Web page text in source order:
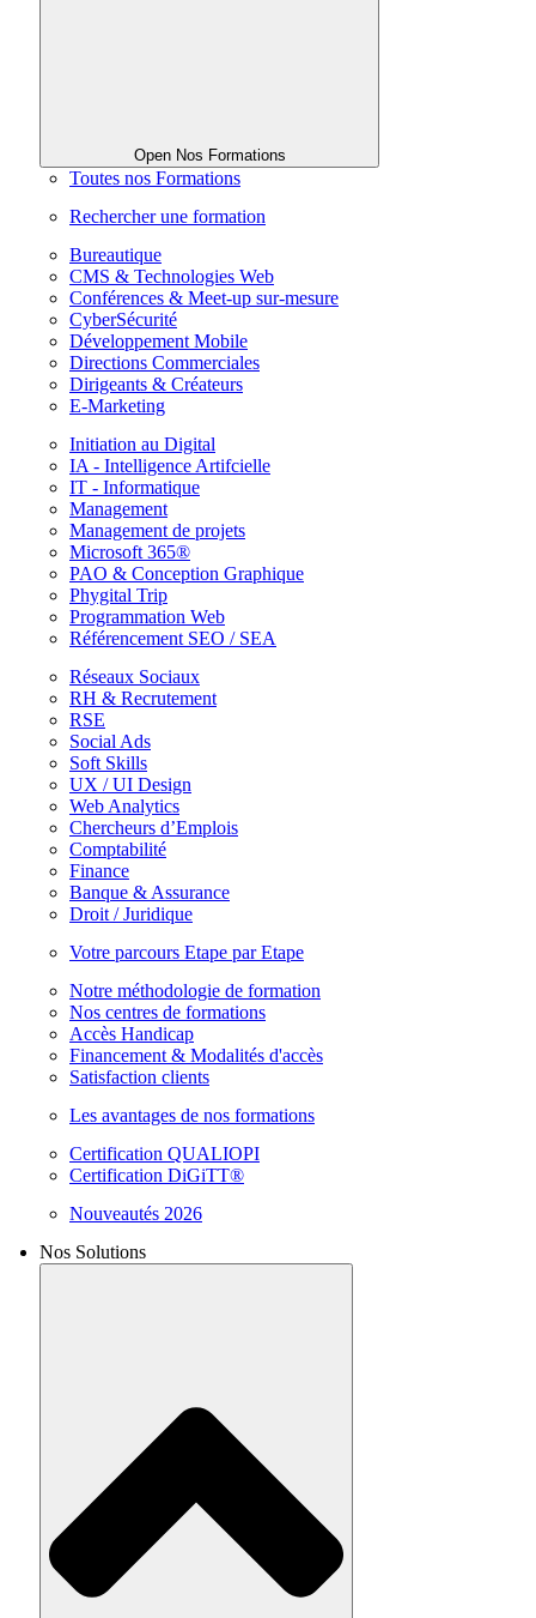
Open Nos Formations
Toutes nos Formations
Rechercher une formation
Bureautique
CMS & Technologies Web
Conférences & Meet-up sur-mesure
CyberSécurité
Développement Mobile
Directions Commerciales
Dirigeants & Créateurs
E-Marketing
Initiation au Digital
IA - Intelligence Artifcielle
IT - Informatique
Management
Management de projets
Microsoft 365®
PAO & Conception Graphique
Phygital Trip
Programmation Web
Référencement SEO / SEA
Réseaux Sociaux
RH & Recrutement
RSE
Social Ads
Soft Skills
UX / UI Design
Web Analytics
Chercheurs d’Emplois
Comptabilité
Finance
Banque & Assurance
Droit / Juridique
Votre parcours Etape par Etape
Notre méthodologie de formation
Nos centres de formations
Accès Handicap
Financement & Modalités d'accès
Satisfaction clients
Les avantages de nos formations
Certification QUALIOPI
Certification DiGiTT®
Nouveautés 2026
Nos Solutions